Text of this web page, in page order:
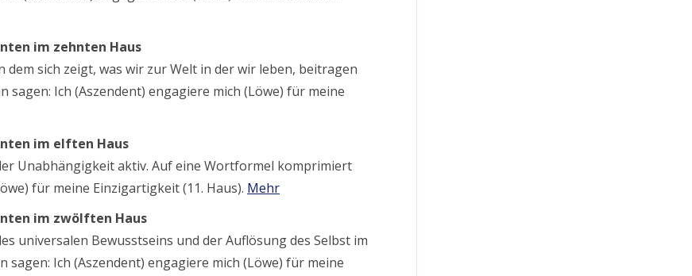
im zehnten Haus
sich zeigt, was wir zur Welt in der wir leben, beitragen
Ich (Aszendent) engagiere mich (Löwe) für meine
im elften Haus
Unabhängigkeit aktiv. Auf eine Wortformel komprimiert
für meine Einzigartigkeit (11. Haus). Mehr
im zwölften Haus
universalen Bewusstseins und der Auflösung des Selbst im
Ich (Aszendent) engagiere mich (Löwe) für meine